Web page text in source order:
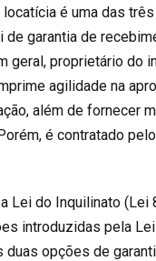
locatícia é uma das
garantia de
geral, proprietário do
agilidade na
além de fornecer
é contratado
Lei do Inquilinato (Lei
introduzidas pela
duas opções de